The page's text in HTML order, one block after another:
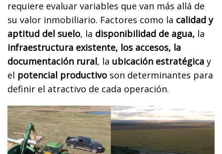
requiere evaluar variables que van más allá de
su valor inmobiliario. Factores como la calidad y
aptitud del suelo, la disponibilidad de agua, la
infraestructura existente, los accesos, la
documentación rural, la ubicación estratégica y
el potencial productivo son determinantes para
definir el atractivo de cada operación.